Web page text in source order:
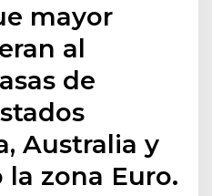
mayor
al
de
Australia y
zona Euro.